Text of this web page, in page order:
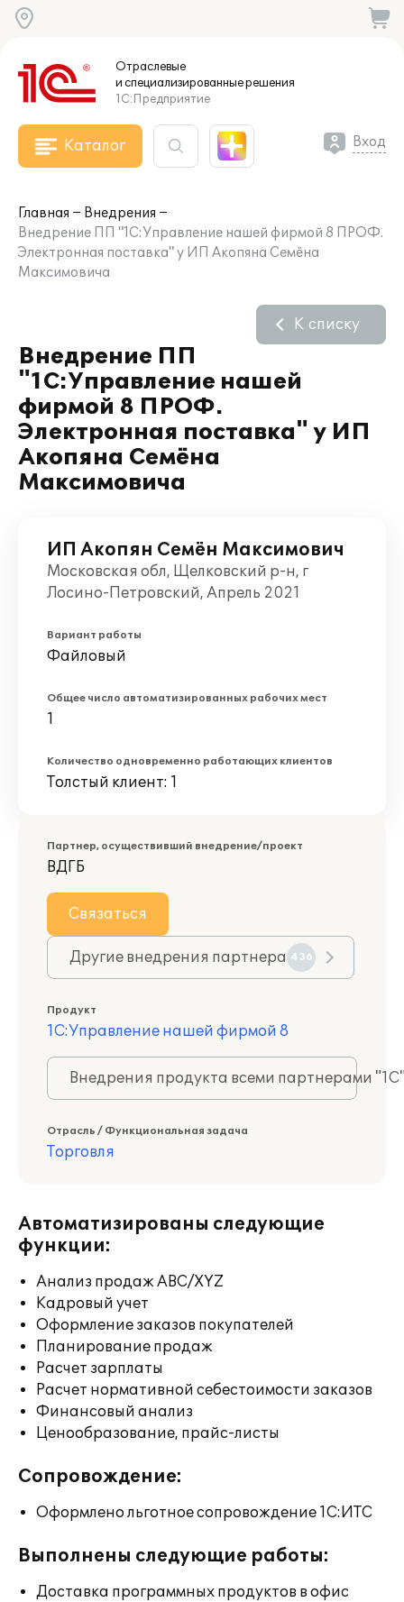
Отраслевые
и специализированныерешения
1С:Предприятие
Каталог Вход
Главная
Внедрения
Внедрение ПП "1С:Управление нашей фирмой 8 ПРОФ.
Электронная поставка" у ИП Акопяна Семёна
Максимовича
Внедрение ПП
"1С:Управление нашей
фирмой 8 ПРОФ.
Электронная поставка" у ИП
Акопяна Семёна
Максимовича
К списку
ИП Акопян Семён Максимович
Московская обл, Щелковский р-н, г
Лосино-Петровский, Апрель 2021
Вариант работы
Файловый
Общее число автоматизированных рабочих мест
1
Количество одновременно работающих клиентов
Толстый клиент: 1
Партнер, осуществивший внедрение/проект
ВДГБ
Связаться
Другие внедрения партнера 436
Продукт
1С:Управление нашей фирмой 8
Внедрения продукта всеми партнерами
Отрасль / Функциональная задача
Торговля
Автоматизированы следующие
функции:
Анализ продаж ABC/XYZ
Кадровый учет
Оформление заказов покупателей
Планирование продаж
Расчет зарплаты
Расчет нормативной себестоимости заказов
Финансовый анализ
Ценообразование, прайс-листы
Сопровождение:
Оформлено льготное сопровождение 1С:ИТС
Выполнены следующие работы:
Доставка программных продуктов в офис